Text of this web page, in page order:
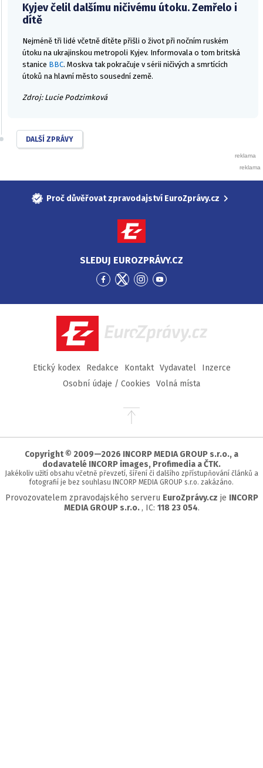
Kyjev čelil dalšímu ničivému útoku. Zemřelo i
dítě
Nejméně tři lidé včetně dítěte přišli o život při nočním ruském
útoku na ukrajinskou metropoli Kyjev. Informovala o tom britská
stanice BBC. Moskva tak pokračuje v sérii ničivých a smrtících
útoků na hlavní město sousední země.
Zdroj: Lucie Podzimková
DALŠÍ ZPRÁVY
Proč důvěřovat zpravodajství EuroZprávy.cz
SLEDUJ EUROZPRÁVY.CZ
Přejít
Facebook
Přejít
Twitter
Přejít
Instagram
Přejít
YouTube
EuroZprávy.cz
Etický kodex Redakce Kontakt Vydavatel
Inzerce
Osobní údaje / Cookies
Volná místa
Přejít
stránky
Copyright © 2009—2026 INCORP MEDIA GROUP s.r.o., a
dodavatelé INCORP images, Profimedia a ČTK.
Jakékoliv užití obsahu včetně převzetí, šíření či dalšího zpřístupňování článků a
fotografií je bez souhlasu INCORP MEDIA GROUP s.r.o. zakázáno.
Provozovatelem zpravodajského serveru EuroZprávy.cz je INCORP
MEDIA GROUP s.r.o. , IC: 118 23 054.